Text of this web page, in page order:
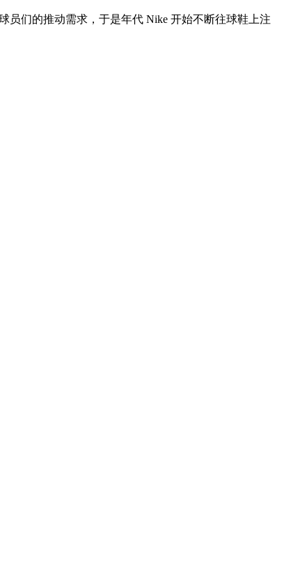
们的推动需求，于是年代 Nike 开始不断往球鞋上注